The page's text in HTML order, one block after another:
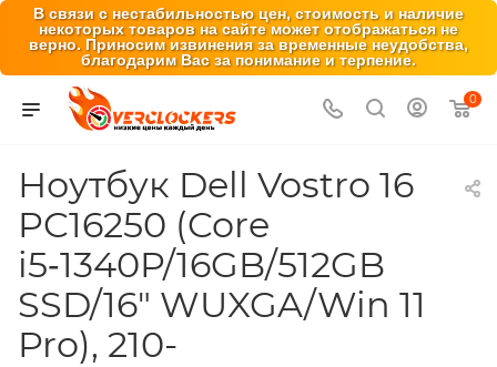
В связи с нестабильностью цен, стоимость и наличие
некоторых товаров на сайте может отображаться не
верно. Приносим извинения за временные неудобства,
благодарим Вас за понимание и терпение.
0
Ноутбук Dell Vostro 16
PC16250 (Core
i5‑1340P/16GB/512GB
SSD/16" WUXGA/Win 11
Pro), 210-